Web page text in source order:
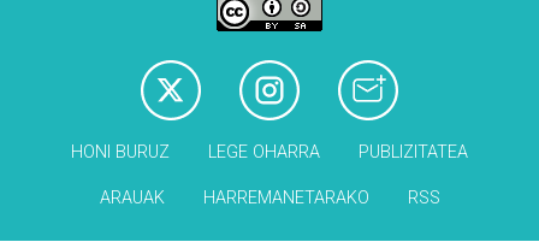
HONI BURUZ LEGE OHARRA PUBLIZITATEA
ARAUAK HARREMANETARAKO RSS